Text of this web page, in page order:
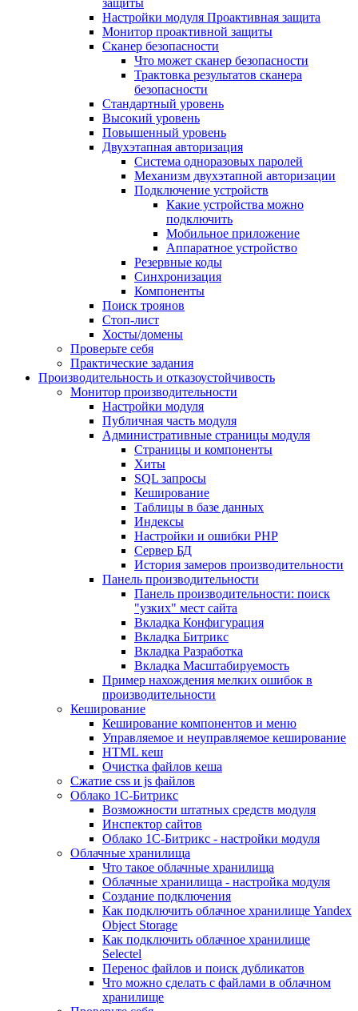
защиты
Настройки модуля Проактивная защита
Монитор проактивной защиты
Сканер безопасности
Что может сканер безопасности
Трактовка результатов сканера
безопасности
Стандартный уровень
Высокий уровень
Повышенный уровень
Двухэтапная авторизация
Система одноразовых паролей
Механизм двухэтапной авторизации
Подключение устройств
Какие устройства можно
подключить
Мобильное приложение
Аппаратное устройство
Резервные коды
Синхронизация
Компоненты
Поиск троянов
Стоп-лист
Хосты/домены
Проверьте себя
Практические задания
Производительность и отказоустойчивость
Монитор производительности
Настройки модуля
Публичная часть модуля
Административные страницы модуля
Страницы и компоненты
Хиты
SQL запросы
Кеширование
Таблицы в базе данных
Индексы
Настройки и ошибки PHP
Сервер БД
История замеров производительности
Панель производительности
Панель производительности: поиск
"узких" мест сайта
Вкладка Конфигурация
Вкладка Битрикс
Вкладка Разработка
Вкладка Масштабируемость
Пример нахождения мелких ошибок в
производительности
Кеширование
Кеширование компонентов и меню
Управляемое и неуправляемое кеширование
HTML кеш
Очистка файлов кеша
Сжатие css и js файлов
Облако 1С-Битрикс
Возможности штатных средств модуля
Инспектор сайтов
Облако 1С-Битрикс - настройки модуля
Облачные хранилища
Что такое облачные хранилища
Облачные хранилища - настройка модуля
Создание подключения
Как подключить облачное хранилище Yandex
Object Storage
Как подключить облачное хранилище
Selectel
Перенос файлов и поиск дубликатов
Что можно сделать с файлами в облачном
хранилище